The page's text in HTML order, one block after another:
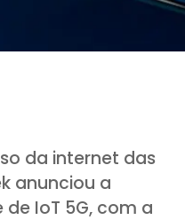
da internet das
anunciou a
IoT 5G, com a